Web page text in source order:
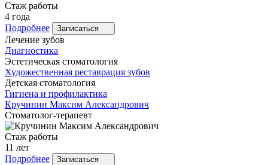
Стаж работы
4 года
Подробнее
Записаться
Лечение зубов
Диагностика
Эстетическая стоматология
Художественная реставрация зубов
Детская стоматология
Гигиена и профилактика
Кручинин Максим Александрович
Стоматолог-терапевт
Стаж работы
11 лет
Подробнее
Записаться